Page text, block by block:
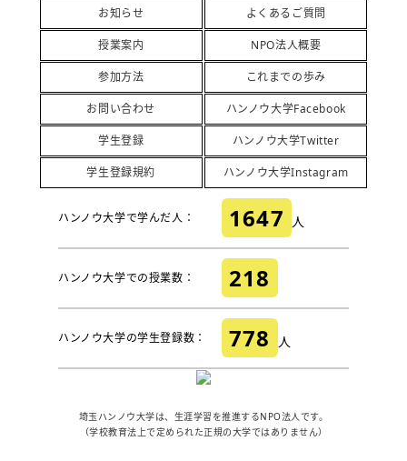
お知らせ
授業案内
参加方法
お問い合わせ
学生登録
学生登録規約
よくあるご質問
NPO法人概要
これまでの歩み
ハンノウ大学Facebook
ハンノウ大学Twitter
ハンノウ大学Instagram
ハンノウ大学で学んだ人： 1647 人
ハンノウ大学での授業数： 218
ハンノウ大学の学生登録数： 778 人
埼玉ハンノウ大学は、生涯学習を推進するNPO法人です。
（学校教育法上で定められた正規の大学ではありません）